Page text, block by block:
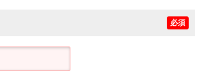
必須